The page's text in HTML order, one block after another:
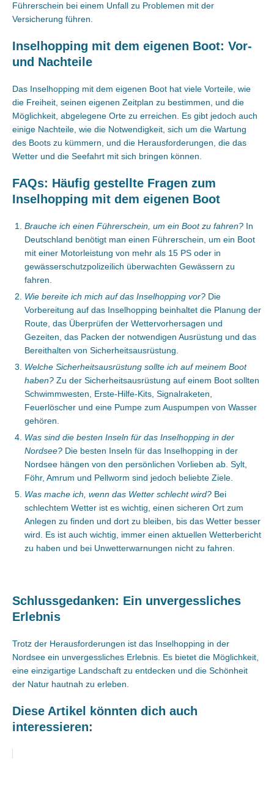
Führerschein bei einem Unfall zu Problemen mit der
Versicherung führen.
Inselhopping mit dem eigenen Boot: Vor-
und Nachteile
Das Inselhopping mit dem eigenen Boot hat viele Vorteile, wie
die Freiheit, seinen eigenen Zeitplan zu bestimmen, und die
Möglichkeit, abgelegene Orte zu erreichen. Es gibt jedoch auch
einige Nachteile, wie die Notwendigkeit, sich um die Wartung
des Boots zu kümmern, und die Herausforderungen, die das
Wetter und die Seefahrt mit sich bringen können.
FAQs: Häufig gestellte Fragen zum
Inselhopping mit dem eigenen Boot
Brauche ich einen Führerschein, um ein Boot zu fahren? In
Deutschland benötigt man einen Führerschein, um ein Boot
mit einer Motorleistung von mehr als 15 PS oder in
gewässerschutzpolizeilich überwachten Gewässern zu
fahren.
Wie bereite ich mich auf das Inselhopping vor? Die
Vorbereitung auf das Inselhopping beinhaltet die Planung der
Route, das Überprüfen der Wettervorhersagen und
Gezeiten, das Packen der notwendigen Ausrüstung und das
Bereithalten von Sicherheitsausrüstung.
Welche Sicherheitsausrüstung sollte ich auf meinem Boot
haben? Zu der Sicherheitsausrüstung auf einem Boot sollten
Schwimmwesten, Erste-Hilfe-Kits, Signalraketen,
Feuerlöscher und eine Pumpe zum Auspumpen von Wasser
gehören.
Was sind die besten Inseln für das Inselhopping in der
Nordsee? Die besten Inseln für das Inselhopping in der
Nordsee hängen von den persönlichen Vorlieben ab. Sylt,
Föhr, Amrum und Pellworm sind jedoch beliebte Ziele.
Was mache ich, wenn das Wetter schlecht wird? Bei
schlechtem Wetter ist es wichtig, einen sicheren Ort zum
Anlegen zu finden und dort zu bleiben, bis das Wetter besser
wird. Es ist auch wichtig, immer einen aktuellen Wetterbericht
zu haben und bei Unwetterwarnungen nicht zu fahren.
Schlussgedanken: Ein unvergessliches
Erlebnis
Trotz der Herausforderungen ist das Inselhopping in der
Nordsee ein unvergessliches Erlebnis. Es bietet die Möglichkeit,
eine einzigartige Landschaft zu entdecken und die Schönheit
der Natur hautnah zu erleben.
Diese Artikel könnten dich auch
interessieren: